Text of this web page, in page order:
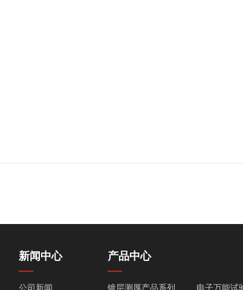
新闻中心
公司新闻
产品中心
镀层测厚产品系列 电子万能试